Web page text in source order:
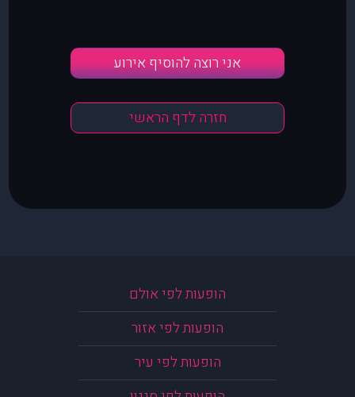
אני רוצה להוסיף אירוע
חזרה לדף הראשי
הופעות לפי אולם
הופעות לפי אזור
הופעות לפי עיר